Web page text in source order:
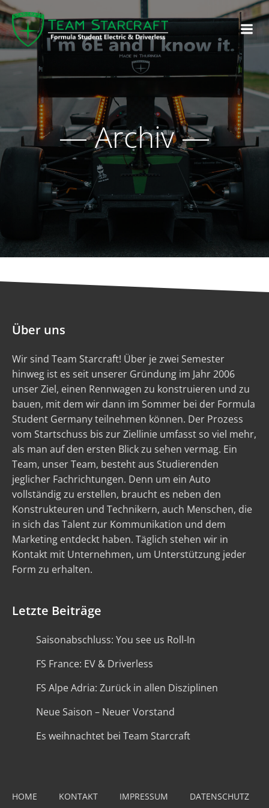
— Archiv —
Über uns
Wir sind Team Starcraft! Über je zwei Semester
hinweg ist es seit unserer Gründung im Jahr 2006
unser Ziel, einen Rennwagen zu konstruieren und zu
bauen, mit dem wir dann im Sommer bei der Formula
Student Germany teilnehmen können. Der Prozess
vom Startschuss bis zur Ziellinie umfasst so viel mehr,
als man auf den ersten Blick zu sehen vermag. Ein
Team, unser Team, besteht aus Studierenden
jeglicher Fachrichtungen. Denn um ein Auto
vollständig zu erstellen, braucht es neben den
Konstrukteuren und Technikern, auch Menschen, die
in sich das Talent zur Kommunikation und dem
Marketing entdeckt haben. Täglich stehen wir in
Kontakt mit Unternehmen, um Unterstützung jeder
Form zu erhalten.
Letzte Beiträge
Saisonabschluss: You see us Roll-In
FS France: EV & Driverless
FS Alpe Adria: Zurück in allen Disziplinen
Neue Saison – Neuer Vorstand
Es weihnachtet bei Team Starcraft
HOME KONTAKT IMPRESSUM DATENSCHUTZ